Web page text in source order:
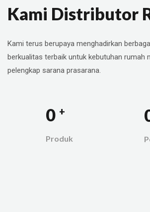
Kami Distributor
Kami terus berupaya menghadirkan
berkualitas terbaik untuk kebutuhan rumah
pelengkap sarana prasarana.
0 +
Produk